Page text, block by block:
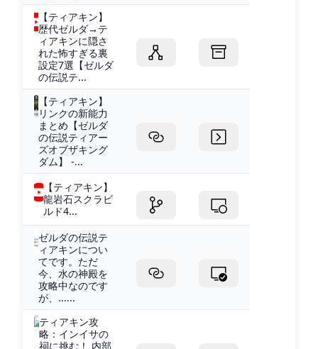
【ティアキン】
歴代ゼルダ→テ
ィアキンに隠さ
れた怖すぎる裏
設定7選【ゼルダ
の伝説テ...
【ティアキン】
リンクの新能力
まとめ【ゼルダ
の伝説ティアー
ズオブザキング
ダム】 -...
【ティアキン】
龍岩石スクラビ
ルド4...
ゼルダの伝説テ
ィアキンについ
てです。ただ
今、水の神殿を
攻略中なのです
が、......
ティアキン攻
略：インイサの
祠に挑む！ 内部